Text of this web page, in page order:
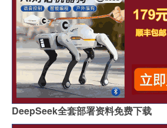
DeepSeek全套部署资料免费下载